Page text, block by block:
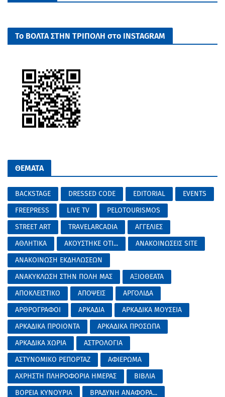
Το ΒΟΛΤΑ ΣΤΗΝ ΤΡΙΠΟΛΗ στο INSTAGRAM
ΘΕΜΑΤΑ
BACKSTAGE DRESSED CODE EDITORIAL
EVENTS
FREEPRESS
LIVE TV
PELOTOURISMOS
STREET ART
TRAVELARCADIA
ΑΓΓΕΛΙΕΣ
ΑΘΛΗΤΙΚΑ
ΑΚΟΥΣΤΗΚΕ ΟΤΙ...
ΑΝΑΚΟΙΝΩΣΕΙΣ SITE
ΑΝΑΚΟΙΝΩΣΗ ΕΚΔΗΛΩΣΕΩΝ
ΑΝΑΚΥΚΛΩΣΗ ΣΤΗΝ ΠΟΛΗ ΜΑΣ
ΑΞΙΟΘΕΑΤΑ
ΑΠΟΚΛΕΙΣΤΙΚΟ
ΑΠΟΨΕΙΣ
ΑΡΓΟΛΙΔΑ
ΑΡΘΡΟΓΡΑΦΟΙ
ΑΡΚΑΔΙΑ
ΑΡΚΑΔΙΚΑ ΜΟΥΣΕΙΑ
ΑΡΚΑΔΙΚΑ ΠΡΟΙΟΝΤΑ
ΑΡΚΑΔΙΚΑ ΠΡΟΣΩΠΑ
ΑΡΚΑΔΙΚΑ ΧΩΡΙΑ
ΑΣΤΡΟΛΟΓΙΑ
ΑΣΤΥΝΟΜΙΚΟ ΡΕΠΟΡΤΑΖ
ΑΦΙΕΡΩΜΑ
ΑΧΡΗΣΤΗ ΠΛΗΡΟΦΟΡΙΑ ΗΜΕΡΑΣ
ΒΙΒΛΙΑ
ΒΟΡΕΙΑ ΚΥΝΟΥΡΙΑ
ΒΡΑΔΥΝΗ ΑΝΑΦΟΡΑ...